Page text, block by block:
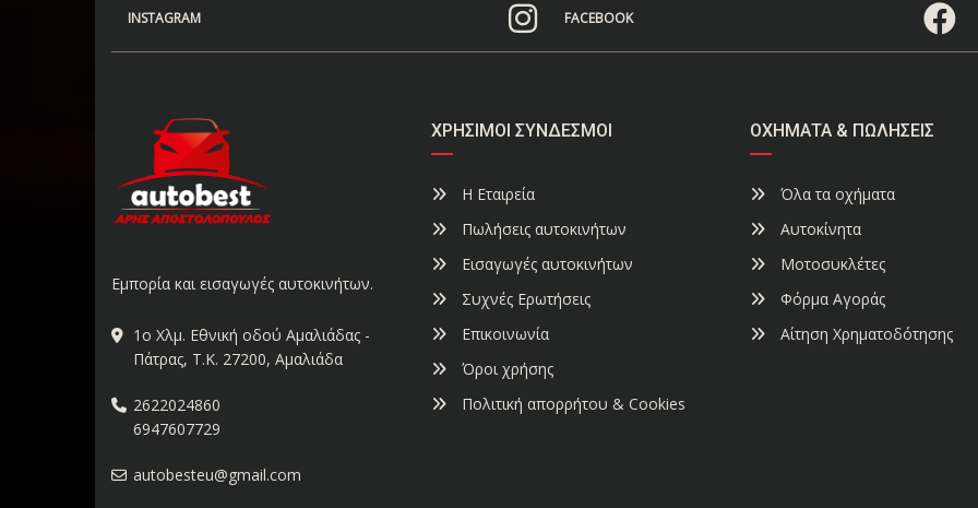
INSTAGRAM FACEBOOK
Εμπορία και εισαγωγές αυτοκινήτων.
1ο Χλμ. Εθνική οδού Αμαλιάδας -
Πάτρας, Τ.Κ. 27200, Αμαλιάδα
2622024860
6947607729
autobesteu@gmail.com
ΧΡΉΣΙΜΟΙ ΣΎΝΔΕΣΜΟΙ
Η Εταιρεία
Πωλήσεις αυτοκινήτων
Εισαγωγές αυτοκινήτων
Συχνές Ερωτήσεις
Επικοινωνία
Όροι χρήσης
Πολιτική απορρήτου & Cookies
ΟΧΉΜΑΤΑ & ΠΩΛΉΣΕΙΣ
Όλα τα οχήματα
Αυτοκίνητα
Μοτοσυκλέτες
Φόρμα Αγοράς
Αίτηση Χρηματοδότησης